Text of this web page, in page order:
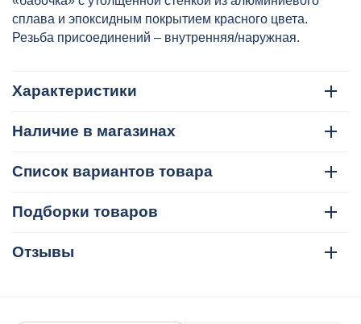
сплава и эпоксидным покрытием красного цвета.
Резьба присоединений – внутренняя/наружная.
Характеристики
Наличие в магазинах
Список вариантов товара
Подборки товаров
Отзывы